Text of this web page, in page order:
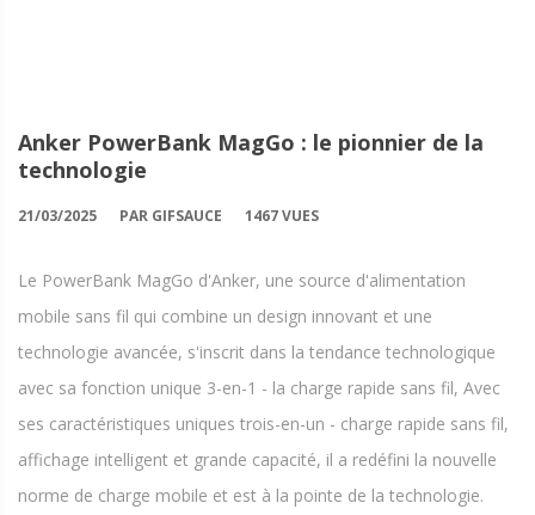
Anker PowerBank MagGo : le pionnier de la
technologie
21/03/2025 PAR GIFSAUCE 1467 VUES
Le PowerBank MagGo d'Anker, une source d'alimentation
mobile sans fil qui combine un design innovant et une
technologie avancée, s'inscrit dans la tendance technologique
avec sa fonction unique 3-en-1 - la charge rapide sans fil, Avec
ses caractéristiques uniques trois-en-un - charge rapide sans fil,
affichage intelligent et grande capacité, il a redéfini la nouvelle
norme de charge mobile et est à la pointe de la technologie.